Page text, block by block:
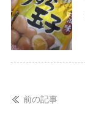
前の記事